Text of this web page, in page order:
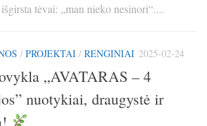
tėvai: „man nieko nesinori“....
/ PROJEKTAI / RENGINIAI 2025-02-24
„AVATARAS – 4
nuotykiai, draugystė ir